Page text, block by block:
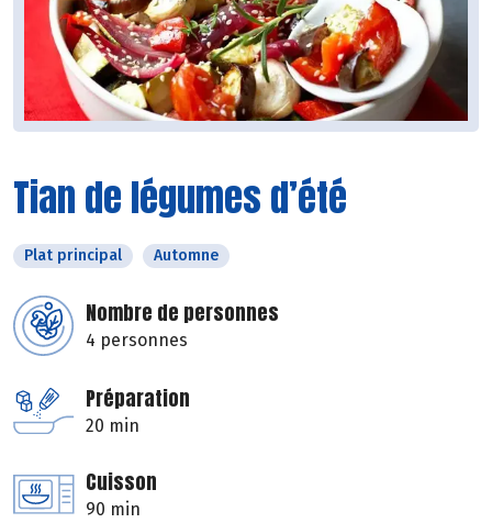
Tian de légumes d’été
Plat principal Automne
Nombre de personnes
4 personnes
Préparation
20 min
Cuisson
90 min